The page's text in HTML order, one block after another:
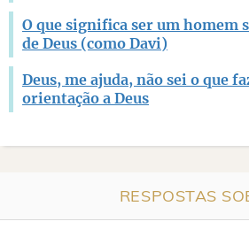
O que significa ser um homem
de Deus (como Davi)
Deus, me ajuda, não sei o que
orientação a Deus
RESPOSTAS